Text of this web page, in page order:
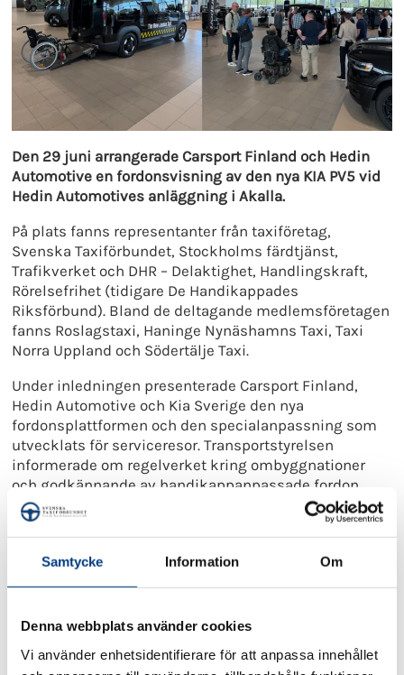
Samtycke Information Om
Denna webbplats använder cookies
Vi använder enhetsidentifierare för att anpassa innehållet
Den 29 juni arrangerade Carsport Finland och Hedin
Automotive en fordonsvisning av den nya KIA PV5 vid
Hedin Automotives anläggning i Akalla.
På plats fanns representanter från taxiföretag,
Svenska Taxiförbundet, Stockholms färdtjänst,
Trafikverket och DHR – Delaktighet, Handlingskraft,
Rörelsefrihet (tidigare De Handikappades
Riksförbund). Bland de deltagande medlemsföretagen
fanns Roslagstaxi, Haninge Nynäshamns Taxi, Taxi
Norra Uppland och Södertälje Taxi.
Under inledningen presenterade Carsport Finland,
Hedin Automotive och Kia Sverige den nya
fordonsplattformen och den specialanpassning som
utvecklats för serviceresor. Transportstyrelsen
informerade om regelverket kring ombyggnationer
och godkännande av handikappanpassade fordon.
Svenska Taxiförbundets medlemsansvarige Pierre
Cederberg berättade om taxinäringens utveckling, de
utmaningar branschen står inför och behovet av
den växande betydelsen av taxi som en del av
Sveriges civila beredskap – ett område där Svenska
Taxiförbundet nyligen presenterat en rapport om